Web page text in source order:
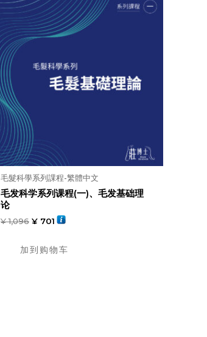
毛髮科學系列課程-繁體中文
毛发科学系列课程(一)、毛发基础理
论
¥1,096 ¥ 701
加到购物车